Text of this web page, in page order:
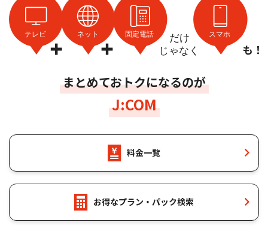
J:COM TV （同軸）
多彩な専門チャンネルがいつでも見放題！
J:COM TV （同軸） トップ
コース案内・料金
まとめておトクになるのが
J:COM
料金一覧
お得なプラン・パック検索